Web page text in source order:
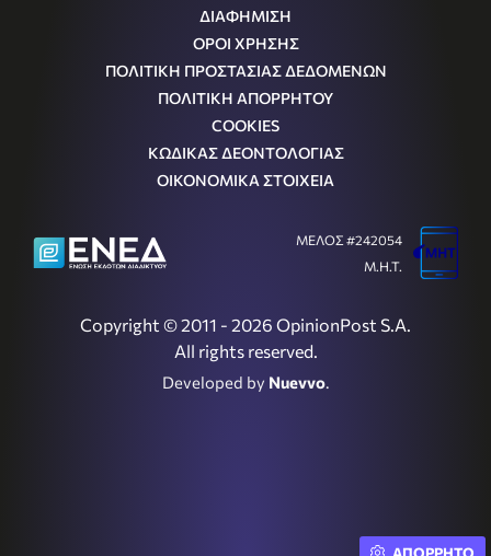
ΔΙΑΦΗΜΙΣΗ
ΟΡΟΙ ΧΡΗΣΗΣ
ΠΟΛΙΤΙΚΗ ΠΡΟΣΤΑΣΙΑΣ ΔΕΔΟΜΕΝΩΝ
ΠΟΛΙΤΙΚΗ ΑΠΟΡΡΗΤΟΥ
COOKIES
ΚΩΔΙΚΑΣ ΔΕΟΝΤΟΛΟΓΙΑΣ
ΟΙΚΟΝΟΜΙΚΑ ΣΤΟΙΧΕΙΑ
Copyright © 2011 - 2026 OpinionPost S.A.
All rights reserved.
Developed by Nuevvo.
ΜΕΛΟΣ #242054
Μ.Η.Τ.